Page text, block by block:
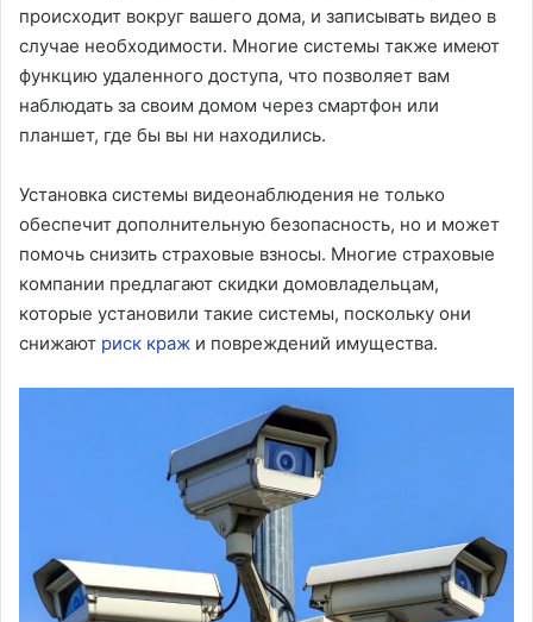
происходит вокруг вашего дома, и записывать видео в
случае необходимости. Многие системы также имеют
функцию удаленного доступа, что позволяет вам
наблюдать за своим домом через смартфон или
планшет, где бы вы ни находились.
Установка системы видеонаблюдения не только
обеспечит дополнительную безопасность, но и может
помочь снизить страховые взносы. Многие страховые
компании предлагают скидки домовладельцам,
которые установили такие системы, поскольку они
снижают риск краж и повреждений имущества.